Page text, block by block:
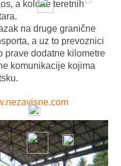
a kolone teretnih
na druge granične
a uz to prevoznici
prave dodatne kilometre
komunikacije kojima